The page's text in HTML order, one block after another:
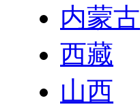
内蒙古
西藏
山西